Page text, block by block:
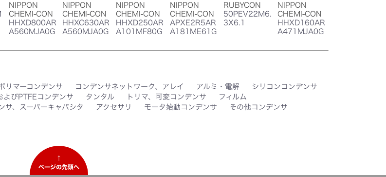
NIPPON
CHEMI-CON
HHXD800AR
A560MJA0G
NIPPON
CHEMI-CON
HHXC630AR
A560MJA0G
NIPPON
CHEMI-CON
HHXD250AR
A101MF80G
NIPPON
CHEMI-CON
APXE2R5AR
A181ME61G
RUBYCON
50PEV22M6.
3X6.1
NIPPON
CHEMI-CON
HHXD160AR
A471MJA0G
リマーコンデンサ コンデンサネットワーク、アレイ アルミ・電解
シリコンコンデンサ
よびPTFEコンデンサ タンタル トリマ、可変コンデンサ
フィルム
サ、スーパーキャパシタ アクセサリ モータ始動コンデンサ その他コンデンサ
↑
ページの先頭へ